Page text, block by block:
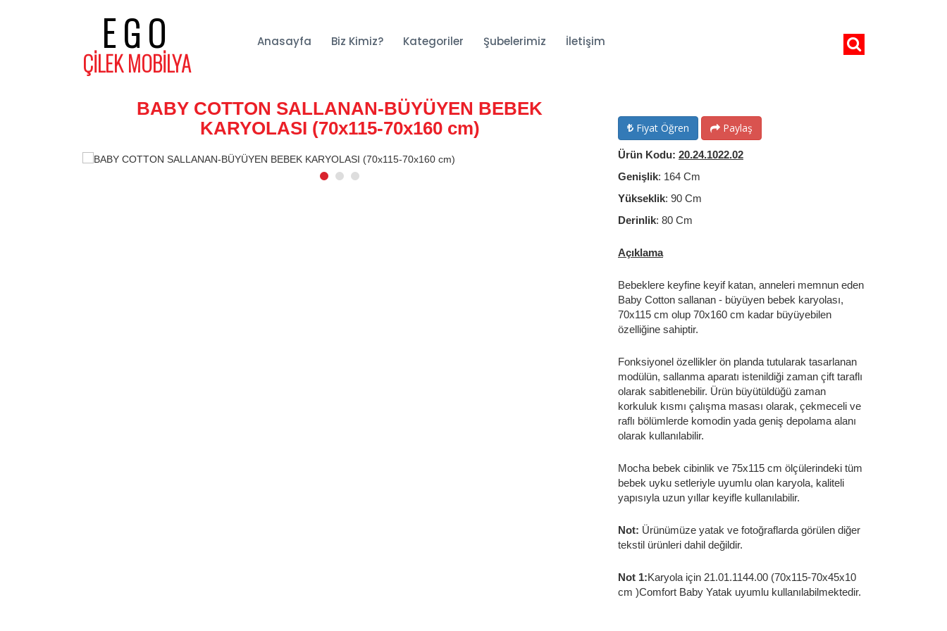
EGO
ÇİLEK MOBİLYA
Anasayfa Biz Kimiz? Kategoriler Şubelerimiz İletişim
BABY COTTON SALLANAN-BÜYÜYEN BEBEK
KARYOLASI (70x115-70x160 cm)
Fiyat Öğren Paylaş
Ürün Kodu: 20.24.1022.02
Genişlik: 164 Cm
Yükseklik: 90 Cm
Derinlik: 80 Cm
Açıklama
Bebeklere keyfine keyif katan, anneleri memnun eden
Baby Cotton sallanan - büyüyen bebek karyolası,
70x115 cm olup 70x160 cm kadar büyüyebilen
özelliğine sahiptir.
Fonksiyonel özellikler ön planda tutularak tasarlanan
modülün, sallanma aparatı istenildiği zaman çift taraflı
olarak sabitlenebilir. Ürün büyütüldüğü zaman
korkuluk kısmı çalışma masası olarak, çekmeceli ve
raflı bölümlerde komodin yada geniş depolama alanı
olarak kullanılabilir.
Mocha bebek cibinlik ve 75x115 cm ölçülerindeki tüm
bebek uyku setleriyle uyumlu olan karyola, kaliteli
yapısıyla uzun yıllar keyifle kullanılabilir.
Not: Ürünümüze yatak ve fotoğraflarda görülen diğer
tekstil ürünleri dahil değildir.
Not 1:Karyola için 21.01.1144.00 (70x115-70x45x10
cm )Comfort Baby Yatak uyumlu kullanılabilmektedir.